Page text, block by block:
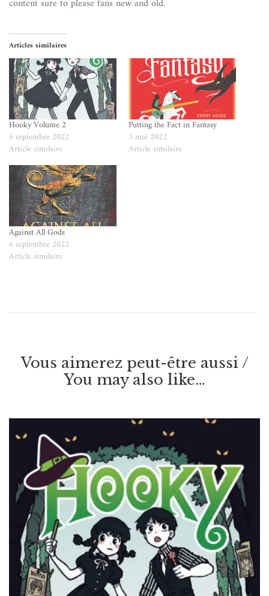
content sure to please fans new and old.
Articles similaires
Hooky Volume 2
6 septembre 2022
Article similaire
Putting the Fact in Fantasy
3 mai 2022
Article similaire
Against All Gods
6 septembre 2022
Article similaire
Vous aimerez peut-être aussi /
You may also like…